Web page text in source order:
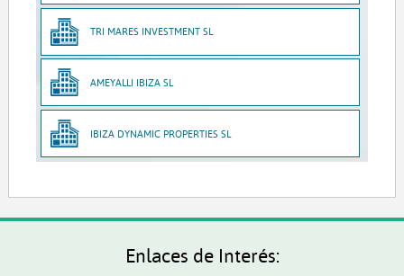
TRI MARES INVESTMENT SL
AMEYALLI IBIZA SL
IBIZA DYNAMIC PROPERTIES SL
Enlaces de Interés: